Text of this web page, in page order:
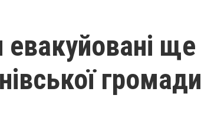
евакуйовані ще
громади